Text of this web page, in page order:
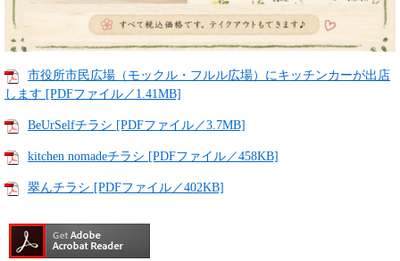
市役所市民広場（モックル・フルル広場）にキッチンカーが出店
します [PDFファイル／1.41MB]
BeUrSelfチラシ [PDFファイル／3.7MB]
kitchen nomadeチラシ [PDFファイル／458KB]
翠んチラシ [PDFファイル／402KB]